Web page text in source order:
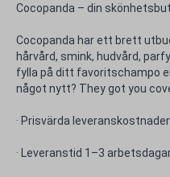
Cocopanda – din
Cocopanda har ett brett
hårvård, smink, hudvård,
fylla på ditt favoritschampo
något nytt? They got you
· Prisvärda leveranskostnader
· Leveranstid 1–3